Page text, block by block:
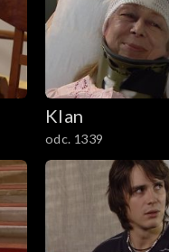
Klan
odc. 1339